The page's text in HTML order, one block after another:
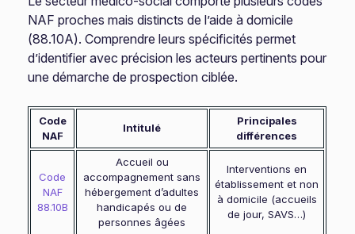
NAF proches mais distincts de l’aide à domicile
(88.10A). Comprendre leurs spécificités permet
d’identifier avec précision les acteurs pertinents pour
une démarche de prospection ciblée.
Code
NAF
Intitulé
Principales
différences
Code
NAF
88.10B
Accueil ou
accompagnement sans
hébergement d’adultes
handicapés ou de
personnes âgées
Interventions en
établissement et non
à domicile (accueils
de jour, SAVS…)